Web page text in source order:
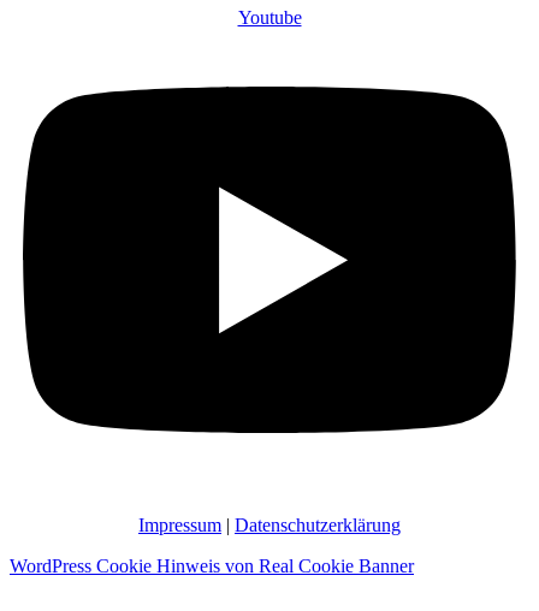
Youtube
Impressum | Datenschutzerklärung
WordPress Cookie Hinweis von Real Cookie Banner